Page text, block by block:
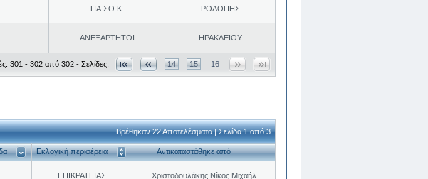
ΠΑ.ΣΟ.Κ. ΡΟΔΟΠΗΣ
ΑΝΕΞΑΡΤΗΤΟΙ ΗΡΑΚΛΕΙΟΥ
301 - 302 από 302 - Σελίδες: 14 15 16
Βρέθηκαν 22 Αποτελέσματα | Σελίδα 1 από 3
Εκλογική περιφέρεια Αντικαταστάθηκε από
ΕΠΙΚΡΑΤΕΙΑΣ Χριστοδουλάκης Νίκος Μιχαήλ